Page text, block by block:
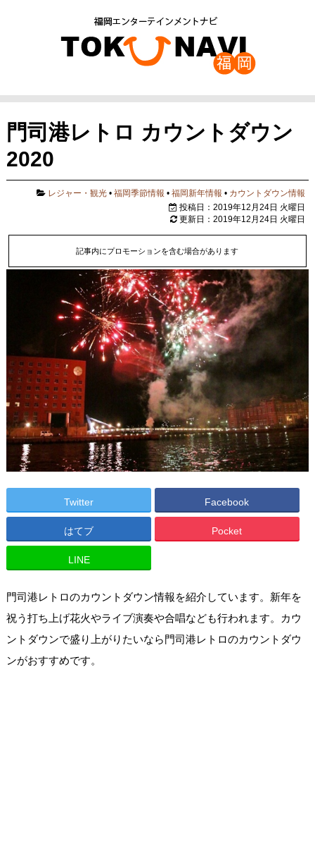
門司港レトロ カウントダウン
2020
レジャー・観光 •福岡季節情報 •福岡新年情報 • カウントダウン情報
投稿日：2019年12月24日 火曜日
更新日：2019年12月24日 火曜日
記事内にプロモーションを含む場合があります
Twitter Facebook
はてブ Pocket
LINE
門司港レトロのカウントダウン情報を紹介しています。新年を
祝う打ち上げ花火やライブ演奏や合唱なども行われます。カウ
ントダウンで盛り上がりたいなら門司港レトロのカウントダウ
ンがおすすめです。